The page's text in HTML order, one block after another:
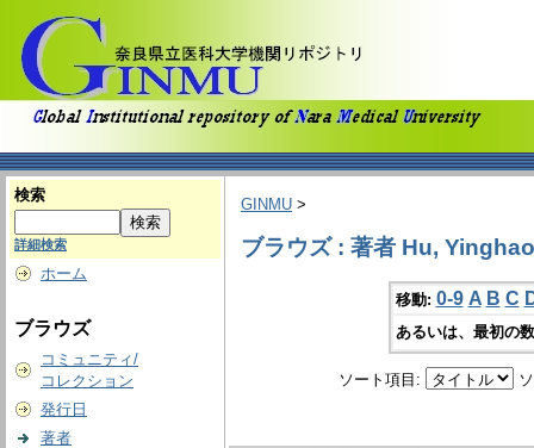
検索
詳細検索
ホーム
ブラウズ
コミュニティ/
コレクション
発行日
著者
GINMU >
ブラウズ : 著者 Hu, Yinghao
移動: 0-9 A B C
あるいは、最初の
ソート項目: